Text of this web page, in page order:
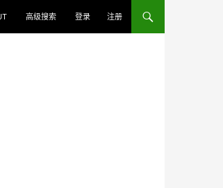
高级搜索 登录 注册